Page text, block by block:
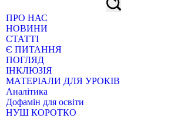
ПРО НАС
НОВИНИ
СТАТТІ
Є ПИТАННЯ
ПОГЛЯД
ІНКЛЮЗІЯ
МАТЕРІАЛИ ДЛЯ УРОКІВ
Аналітика
Дофамін для освіти
НУШ КОРОТКО